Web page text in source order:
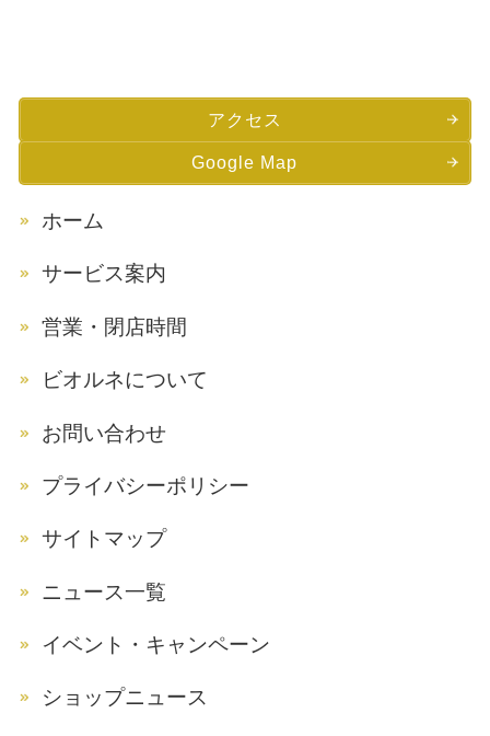
アクセス
Google Map
ホーム
サービス案内
営業・閉店時間
ビオルネについて
お問い合わせ
プライバシーポリシー
サイトマップ
ニュース一覧
イベント・キャンペーン
ショップニュース